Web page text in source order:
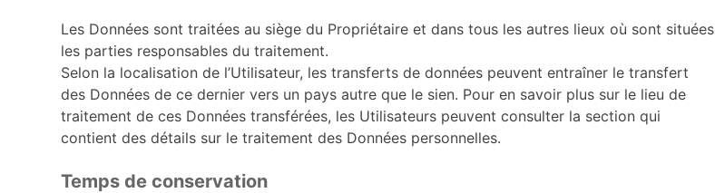
Les Données sont traitées au siège du Propriétaire et dans tous les autres lieux où sont situées
les parties responsables du traitement.
Selon la localisation de l’Utilisateur, les transferts de données peuvent entraîner le transfert
des Données de ce dernier vers un pays autre que le sien. Pour en savoir plus sur le lieu de
traitement de ces Données transférées, les Utilisateurs peuvent consulter la section qui
contient des détails sur le traitement des Données personnelles.
Temps de conservation